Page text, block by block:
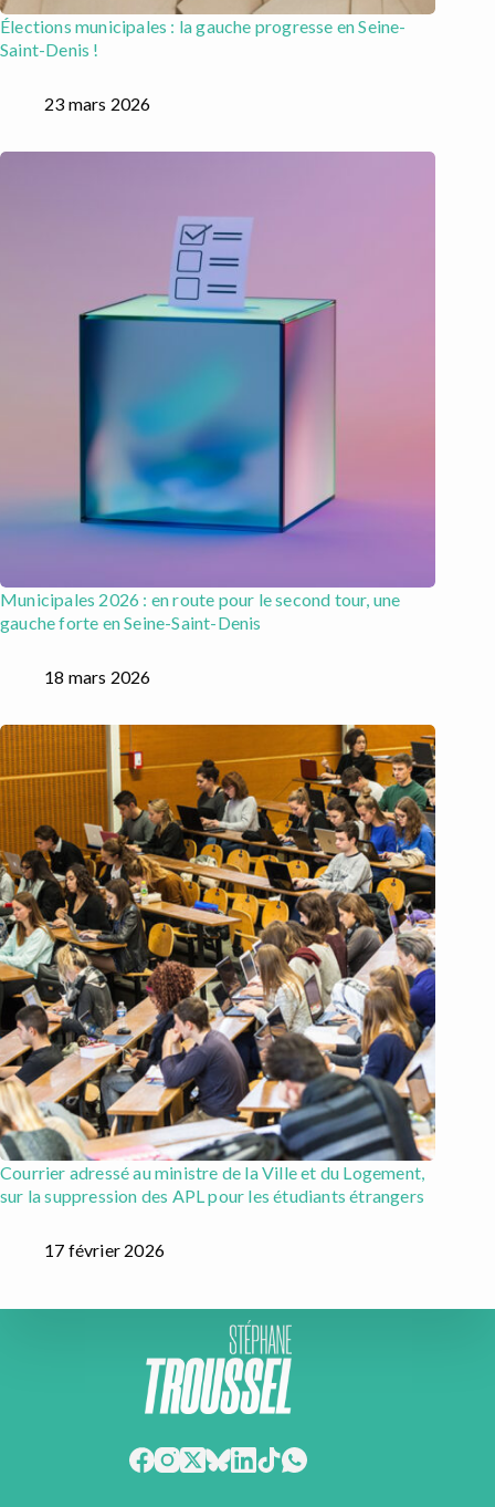
Élections municipales : la gauche progresse en Seine-
Saint-Denis !
23 mars 2026
Municipales 2026 : en route pour le second tour, une
gauche forte en Seine-Saint-Denis
18 mars 2026
Courrier adressé au ministre de la Ville et du Logement,
sur la suppression des APL pour les étudiants étrangers
17 février 2026